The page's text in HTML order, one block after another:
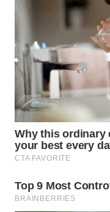
LABUANBAJO
WN
BORNEO
Wahana
Media
Group
NEWS